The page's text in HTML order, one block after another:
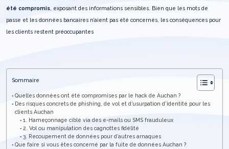
été compromis , exposant des informations sensibles. Bien que les mots de
passe et les données bancaires n’aient pas été concernés, les conséquences pour
les clients restent préoccupantes
Sommaire
Quelles données ont été compromises par le hack de Auchan ?
Des risques concrets de phishing, de vol et d’usurpation d’identité pour les
clients Auchan
1. Hameçonnage ciblé via des e-mails ou SMS frauduleux
2. Vol ou manipulation des cagnottes fidélité
3. Recoupement de données pour d’autres arnaques
Que faire si vous êtes concerné par la fuite de données Auchan ?